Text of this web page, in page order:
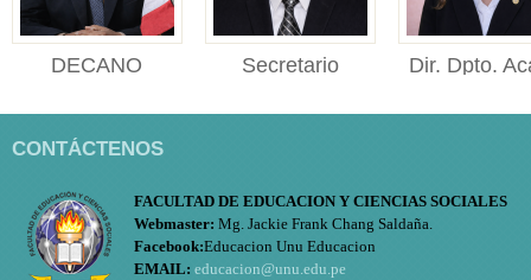
DECANO
Educación y Ciencias
Sociales ...
Secretario
Dir. Dpto.
Educación
CONTÁCTENOS
FACULTAD DE EDUCACION Y CIENCIAS SOCIALES
Webmaster: Mg. Jackie Frank Chang Saldaña.
Facebook:Educacion Unu Educacion
EMAIL: educacion@unu.edu.pe